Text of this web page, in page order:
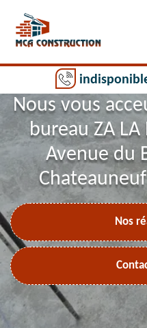
Nous vous
bureau ZA LA
Avenue du
Nos